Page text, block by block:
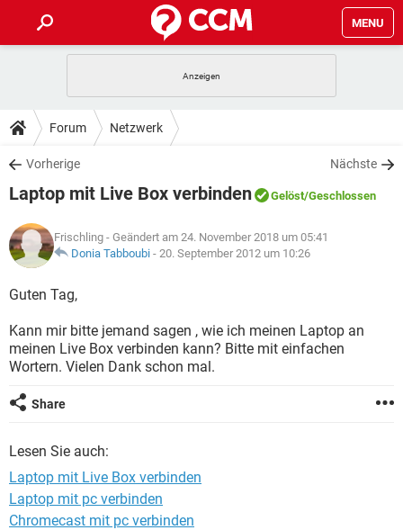
MENU
ANDROID
WINDOWS 10
WHATSAPP TIKTOK
FACEBOOK
TIPPS & TRICKS
SPIELE
WHATSAPP TIKTOK
FACEBOOK
DOWNLOADS
SPIELE STREAMING
ANDROID
WINDOWS 10 INSTAGRAM
WHATSAPP
FORUM
SPIELE STREAMING
ANDROID
WINDOWS 10
WHATSAPP TIKTOK
FACEBOOK
LEXIKON
SPIELE
WINDOWS 10 INSTAGRAM
FACEBOOK
Forum Netzwerk
Vorherige Nächste
Laptop mit Live Box verbinden Gelöst/Geschlossen
Frischling - Geändert am 24. November 2018 um 05:41
Donia Tabboubi - 20. September 2012 um 10:26
Guten Tag,
Kann mir bitte jemand sagen , wie ich meinen Laptop an
meinen Live Box verbinden kann? Bitte mit einfachen
Wortern. Vielen Dank schon mal.
Share
Lesen Sie auch:
Laptop mit Live Box verbinden
Laptop mit pc verbinden
Chromecast mit pc verbinden